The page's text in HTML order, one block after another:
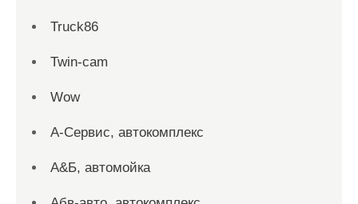
Truck86
Twin-cam
Wow
А-Сервис, автокомплекс
А&Б, автомойка